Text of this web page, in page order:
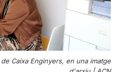
Caixa Enginyers, en una imatge